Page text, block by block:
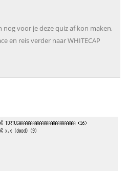
nog voor je deze quiz af kon maken,
en reis verder naar WHITECAP